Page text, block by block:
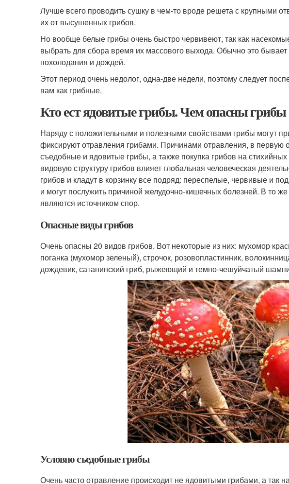
Лучше всего проводить сушку в чем-то вроде решета с крупными
их от высушенных грибов.
Но вообще белые грибы очень быстро червивеют, так как
выбрать для сбора время их массового выхода. Обычно это бывает
похолодания и дождей.
Этот период очень недолог, одна-две недели, поэтому следует
вам как грибные.
Кто ест ядовитые грибы. Чем опасны грибы
Наряду с положительными и полезными свойствами грибы могут
фиксируют отравления грибами. Причинами отравления, в первую
съедобные и ядовитые грибы, а также покупка грибов на
видовую структуру грибов влияет глобальная человеческая
грибов и кладут в корзинку все подряд: переспелые, червивые и
и могут послужить причиной желудочно-кишечных болезней. В то
являются источником спор.
Опасные виды грибов
Очень опасны 20 видов грибов. Вот некоторые из них: мухомор
поганка (мухомор зеленый), строчок, розовопластинник,
дождевик, сатанинский гриб, рыжеющий и темно-чешуйчатый
Условно съедобные грибы
Очень часто отравление происходит не ядовитыми грибами, а